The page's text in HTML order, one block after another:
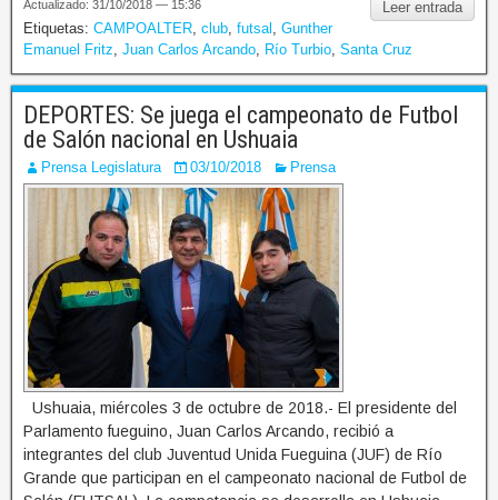
Leer entrada
Actualizado: 31/10/2018 — 15:36
Etiquetas: CAMPOALTER club futsal
Gunther
Emanuel Fritz Juan Carlos Arcando Río Turbio Santa Cruz
DEPORTES: Se juega el campeonato de Futbol
de Salón nacional en Ushuaia
Prensa Legislatura 03/10/2018 Prensa
Ushuaia, miércoles 3 de octubre de 2018.- El presidente del
Parlamento fueguino, Juan Carlos Arcando, recibió a
integrantes del club Juventud Unida Fueguina (JUF) de Río
Grande que participan en el campeonato nacional de Futbol de